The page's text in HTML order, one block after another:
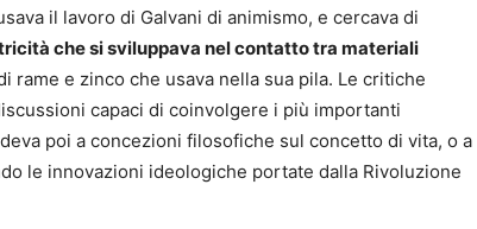
il lavoro di Galvani di animismo, e cercava di
che si sviluppava nel contatto tra materiali
rame e zinco che usava nella sua pila. Le critiche
capaci di coinvolgere i più importanti
poi a concezioni filosofiche sul concetto di vita, o a
le innovazioni ideologiche portate dalla Rivoluzione